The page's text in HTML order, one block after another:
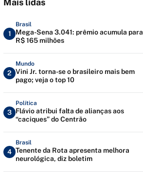
Mais lidas
1
Brasil
Mega-Sena 3.041: prêmio acumula para
R$ 165 milhões
2
Mundo
Vini Jr. torna-se o brasileiro mais bem
pago; veja o top 10
3
Política
Flávio atribui falta de alianças aos
“caciques” do Centrão
4
Brasil
Tenente da Rota apresenta melhora
neurológica, diz boletim